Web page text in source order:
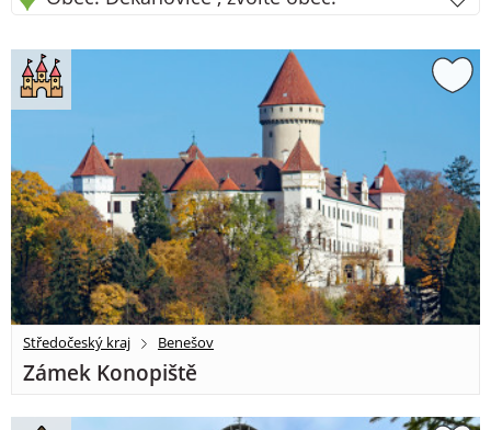
Středočeský kraj Benešov
Zámek Konopiště